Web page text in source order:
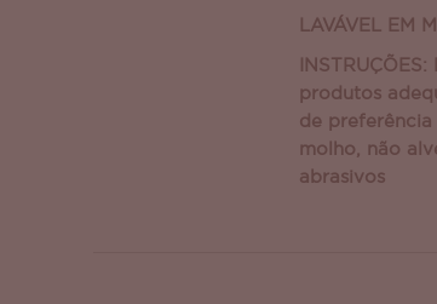
LAVÁVEL EM
produtos
de preferência
molho, não
abrasivos